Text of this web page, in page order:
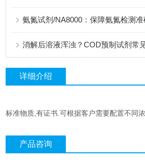
氨氮试剂/NA8000：保障氨氮检测
消解后溶液浑浊？COD预制试剂常
详细介绍
标准物质,有证书.可根据客户需要配置不同
产品咨询